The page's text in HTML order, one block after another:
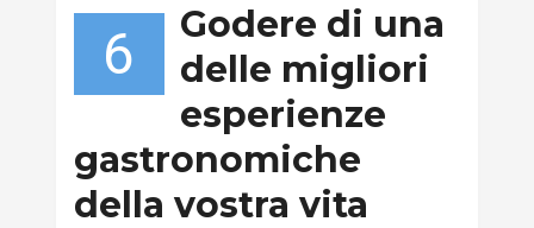
6
Godere di una
delle migliori
esperienze
gastronomiche
della vostra vita